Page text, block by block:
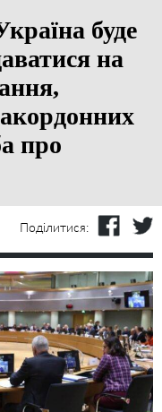
буде
на
про
Поділитися: